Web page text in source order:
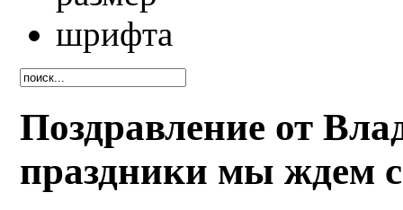
Поздравление от
праздники мы ждем